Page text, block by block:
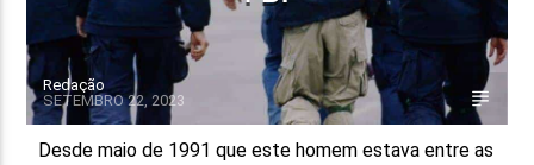
Redação
SETEMBRO 22, 2023
Desde maio de 1991 que este homem estava entre as